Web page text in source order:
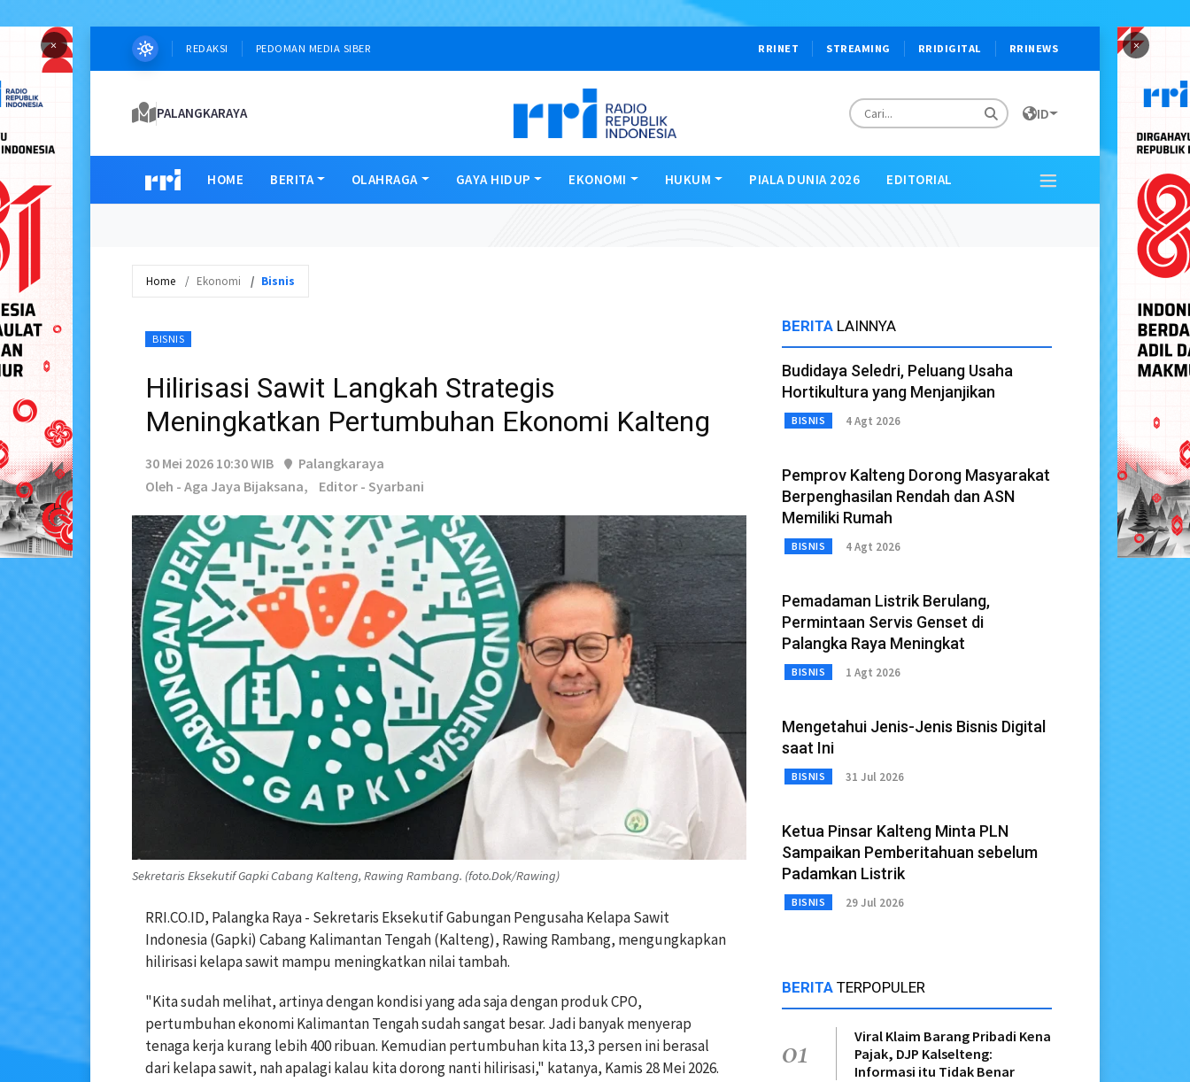
× ×
REDAKSI PEDOMAN MEDIA SIBER RRINET STREAMING RRIDIGITAL RRINEWS
PALANGKARAYA ID
HOME BERITA OLAHRAGA GAYA HIDUP EKONOMI HUKUM PIALA DUNIA 2026 EDITORIAL
Home Ekonomi Bisnis
BISNIS
Hilirisasi Sawit Langkah Strategis
Meningkatkan Pertumbuhan Ekonomi Kalteng
30 Mei 2026 10:30 WIB
Palangkaraya
Oleh - Aga Jaya Bijaksana,
Editor - Syarbani
Sekretaris Eksekutif Gapki Cabang Kalteng, Rawing Rambang. (foto.Dok/Rawing)
RRI.CO.ID, Palangka Raya - Sekretaris Eksekutif Gabungan Pengusaha Kelapa Sawit
Indonesia (Gapki) Cabang Kalimantan Tengah (Kalteng), Rawing Rambang, mengungkapkan
hilirisasi kelapa sawit mampu meningkatkan nilai tambah.
‎"Kita sudah melihat, artinya dengan kondisi yang ada saja dengan produk CPO,
pertumbuhan ekonomi Kalimantan Tengah sudah sangat besar. Jadi banyak menyerap
tenaga kerja kurang lebih 400 ribuan. Kemudian pertumbuhan kita 13,3 persen ini berasal
dari kelapa sawit, nah apalagi kalau kita dorong nanti hilirisasi," katanya, Kamis 28 Mei 2026.
BERITA LAINNYA
Budidaya Seledri, Peluang Usaha
Hortikultura yang Menjanjikan
BISNIS 4 Agt 2026
Pemprov Kalteng Dorong Masyarakat
Berpenghasilan Rendah dan ASN
Memiliki Rumah
BISNIS 4 Agt 2026
Pemadaman Listrik Berulang,
Permintaan Servis Genset di
Palangka Raya Meningkat
BISNIS 1 Agt 2026
Mengetahui Jenis-Jenis Bisnis Digital
saat Ini
BISNIS 31 Jul 2026
Ketua Pinsar Kalteng Minta PLN
Sampaikan Pemberitahuan sebelum
Padamkan Listrik
BISNIS 29 Jul 2026
BERITA TERPOPULER
01
Viral Klaim Barang Pribadi Kena
Pajak, DJP Kalselteng:
Informasi itu Tidak Benar